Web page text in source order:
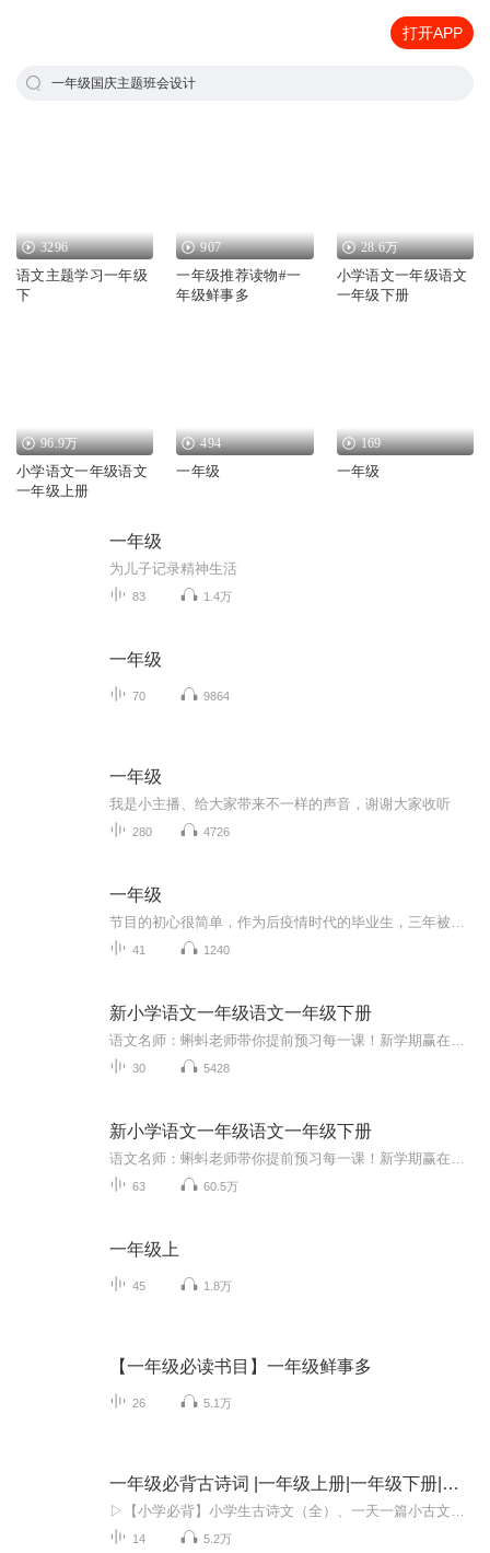
打开APP
一年级国庆主题班会设计
3296
语文主题学习一年级
下
907
一年级推荐读物#一
年级鲜事多
28.6万
小学语文一年级语文
一年级下册
96.9万
小学语文一年级语文
一年级上册
494
一年级
169
一年级
一年级
为儿子记录精神生活
83 1.4万
一年级
70 9864
一年级
我是小主播、给大家带来不一样的声音，谢谢大家收听
280 4726
一年级
41 1240
新小学语文一年级语文一年级下册
30 5428
新小学语文一年级语文一年级下册
63 60.5万
一年级上
45 1.8万
【一年级必读书目】一年级鲜事多
26 5.1万
一年级必背古诗词 |一年级上册|一年级下册|古诗文
14 5.2万